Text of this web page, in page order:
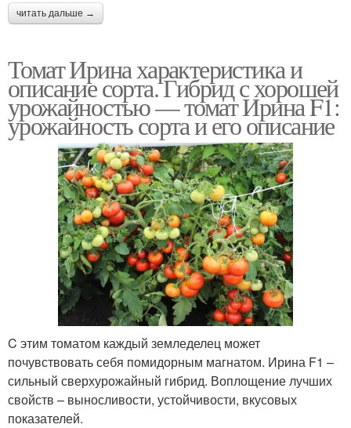
читать дальше →
Томат Ирина характеристика и
описание сорта. Гибрид с хорошей
урожайностью — томат Ирина F1:
урожайность сорта и его описание
C этим томатом каждый земледелец может
почувствовать себя помидорным магнатом. Ирина F1 –
сильный сверхурожайный гибрид. Воплощение лучших
свойств – выносливости, устойчивости, вкусовых
показателей.